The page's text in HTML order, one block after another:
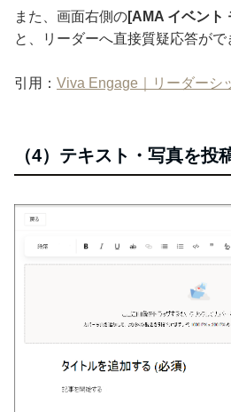
また、画面右側の[AMA イベント
と、リーダーへ直接質疑応答がで
引用： Viva Engage｜リーダーシ
（4）テキスト・写真を投